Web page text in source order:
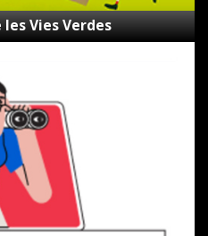
les Vies Verdes